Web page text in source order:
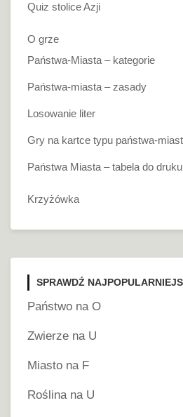
Quiz stolice Azji
O grze
Państwa-Miasta – kategorie
Państwa-miasta – zasady
Losowanie liter
Gry na kartce typu państwa-
Państwa Miasta – tabela do druku
Krzyżówka
SPRAWDŹ
Państwo na O
Zwierze na U
Miasto na F
Roślina na U